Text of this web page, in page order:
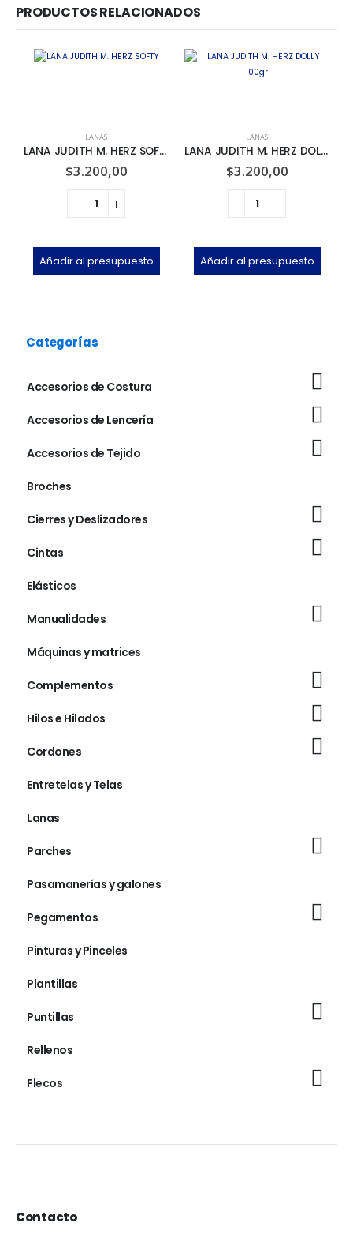
PRODUCTOS RELACIONADOS
LANAS
LANA JUDITH M. HERZ SOFTY
$3.200,00
Añadir al presupuesto
LANAS
LANA JUDITH M. HERZ DOLLY 100gr
$3.200,00
Añadir al presupuesto
Categorías
Accesorios de Costura
Accesorios de Lencería
Accesorios de Tejido
Broches
Cierres y Deslizadores
Cintas
Elásticos
Manualidades
Máquinas y matrices
Complementos
Hilos e Hilados
Cordones
Entretelas y Telas
Lanas
Parches
Pasamanerías y galones
Pegamentos
Pinturas y Pinceles
Plantillas
Puntillas
Rellenos
Flecos
Contacto